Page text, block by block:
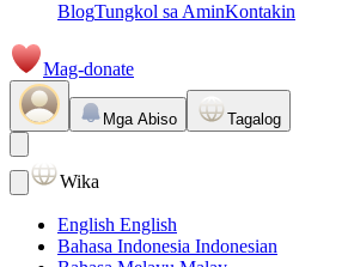
BlogTungkol sa AminKontakin
Mag-donate
Mga Abiso Tagalog
Wika
English English
Bahasa Indonesia Indonesian